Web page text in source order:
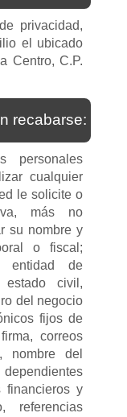
privacidad,
el ubicado
Centro, C.P.
recabarse:
personales
cualquier
le solicite o
más no
su nombre y
o fiscal;
entidad de
estado civil,
del negocio
fijos de
correos
nombre del
financieros y
referencias